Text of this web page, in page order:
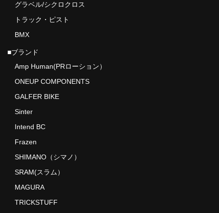
SRAM(スラム）
Campagnolo（カンパニョーロ）
ROTOR
PRO
Vittoria
ASSOS PROSHOP NAGOYA
ご利用ガイド
グラベル/シクロクロス
トラック・ピスト
BMX
■ブランド
Amp Human(PRローション）
ONEUP COMPONENTS
GALFER BIKE
Sinter
Intend BC
Frazen
SHIMANO（シマノ）
SRAM(スラム）
MAGURA
TRICKSTUFF